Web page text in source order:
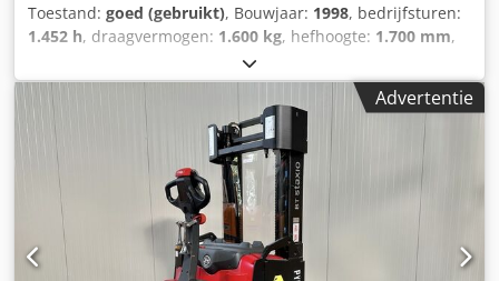
Toestand: goed (gebruikt), Bouwjaar: 1998, bedrijfsturen:
1.452 h, draagvermogen: 1.600 kg, hefhoogte: 1.700 mm,
, masttype:
850 kg, kilometerstand:1.452 km, Elektrische duo
stapelaarMerk BTBouwjaar 1998Capaciteit 1.600 kgHeft tot
een hoogte van 1.700mmDuo pallet model Voorzien van
INITIELE LIFT, ideaal op ongelijke vloerenVoorzien van
batterijMet laderbekijk de video op YouTube Codpjzpflhefx
Advertentie